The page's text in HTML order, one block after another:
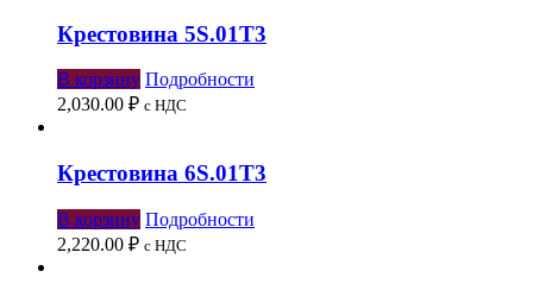
Крестовина 5S.01Т3
В корзину Подробности
2,030.00 ₽ с НДС
Крестовина 6S.01Т3
В корзину Подробности
2,220.00 ₽ с НДС